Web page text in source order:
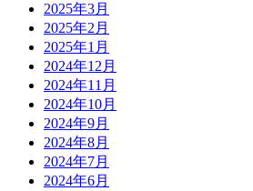
2025年3月
2025年2月
2025年1月
2024年12月
2024年11月
2024年10月
2024年9月
2024年8月
2024年7月
2024年6月